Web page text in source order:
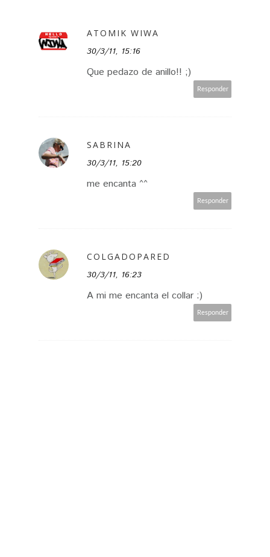
ATOMIK WIWA
30/3/11, 15:16
Que pedazo de anillo!! ;)
Responder
SABRINA
30/3/11, 15:20
me encanta ^^
Responder
COLGADOPARED
30/3/11, 16:23
A mi me encanta el collar :)
Responder